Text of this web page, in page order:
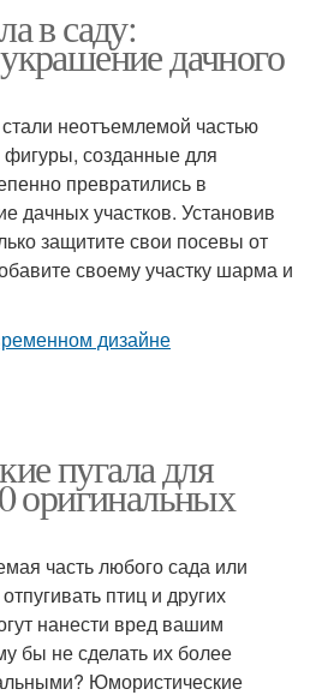
в саду:
дачного
неотъемлемой частью
фигуры, созданные для
превратились в
дачных участков. Установив
защитите свои посевы от
своему участку шарма и
пугала для
оригинальных
часть любого сада или
птиц и других
нанести вред вашим
бы не сделать их более
Юмористические